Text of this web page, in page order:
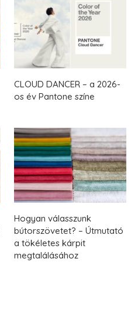
CLOUD DANCER – a 2026-
os év Pantone színe
Hogyan válasszunk
bútorszövetet? – Útmutató
a tökéletes kárpit
megtalálásához